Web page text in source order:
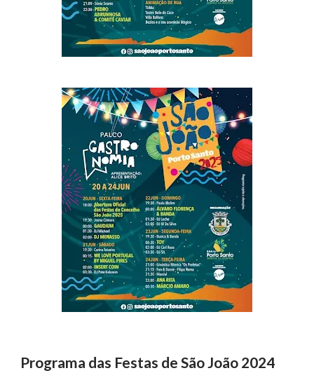
Programa das Festas de São João 2024